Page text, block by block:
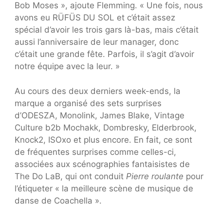
Bob Moses », ajoute Flemming. « Une fois, nous
avons eu RÜFÜS DU SOL et c’était assez
spécial d’avoir les trois gars là-bas, mais c’était
aussi l’anniversaire de leur manager, donc
c’était une grande fête. Parfois, il s’agit d’avoir
notre équipe avec la leur. »
Au cours des deux derniers week-ends, la
marque a organisé des sets surprises
d’ODESZA, Monolink, James Blake, Vintage
Culture b2b Mochakk, Dombresky, Elderbrook,
Knock2, ISOxo et plus encore. En fait, ce sont
de fréquentes surprises comme celles-ci,
associées aux scénographies fantaisistes de
The Do LaB, qui ont conduit Pierre roulante pour
l’étiqueter « la meilleure scène de musique de
danse de Coachella ».